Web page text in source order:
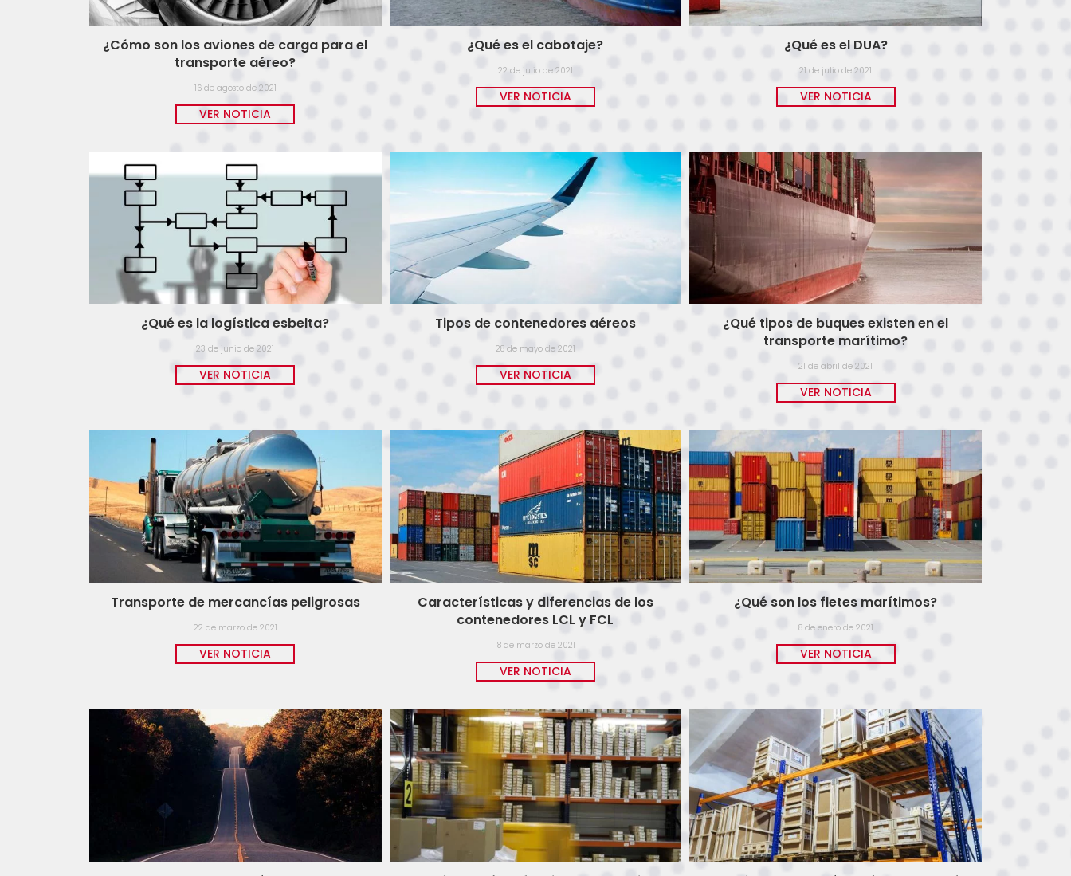
¿Cómo son los aviones de carga para el
transporte aéreo?
16 de agosto de 2021
VER NOTICIA
¿Qué es el cabotaje?
22 de julio de 2021
VER NOTICIA
¿Qué es el DUA?
21 de julio de 2021
VER NOTICIA
¿Qué es la logística esbelta?
23 de junio de 2021
VER NOTICIA
Tipos de contenedores aéreos
28 de mayo de 2021
VER NOTICIA
¿Qué tipos de buques existen en el
transporte marítimo?
21 de abril de 2021
VER NOTICIA
Transporte de mercancías peligrosas
22 de marzo de 2021
VER NOTICIA
Características y diferencias de los
contenedores LCL y FCL
18 de marzo de 2021
VER NOTICIA
¿Qué son los fletes marítimos?
8 de enero de 2021
VER NOTICIA